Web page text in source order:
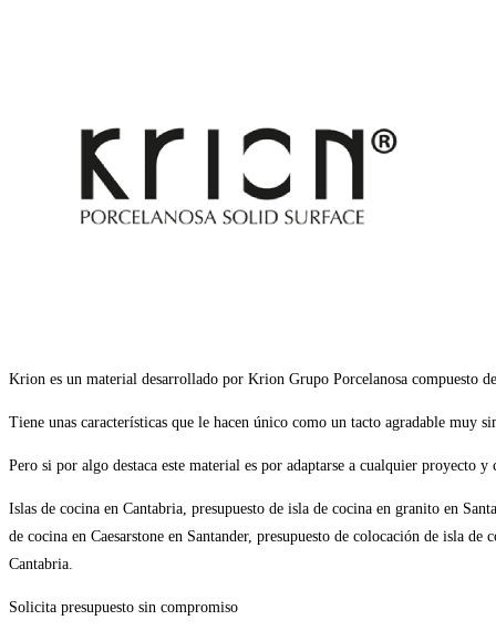
Krion es un material desarrollado por Krion Grupo Porcelanosa compuesto
Tiene unas características que le hacen único como un tacto agradable
Pero si por algo destaca este material es por adaptarse a cualquier proyecto
Islas de cocina en Cantabria, presupuesto de isla de cocina en granito en
de cocina en Caesarstone en Santander, presupuesto de colocación de isla
Cantabria.
Solicita presupuesto sin compromiso